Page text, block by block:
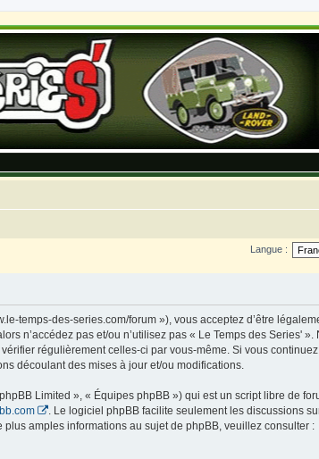
Langue :
temps-des-series.com/forum »), vous acceptez d’être
n’accédez pas et/ou n’utilisez pas « Le Temps des Series' ».
régulièrement celles-ci par vous-même. Si vous continuez
découlant des mises à jour et/ou modifications.
Limited », « Équipes phpBB ») qui est un script libre de
. Le logiciel phpBB facilite seulement les discussions
amples informations au sujet de phpBB, veuillez consulter :